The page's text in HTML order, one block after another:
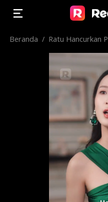
Beranda / Ratu Hancurkan